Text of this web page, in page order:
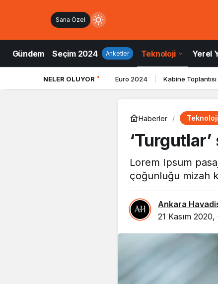
Sana Özel
Mod
Modu
Gündem Seçim 2024 Anketler Teknoloji Yerel
NELER OLUYOR Euro 2024 Kabine Toplantısı
Haberler Teknoloji
Lorem Ipsum
çoğunluğu mizah
Ankara
21 Kasım